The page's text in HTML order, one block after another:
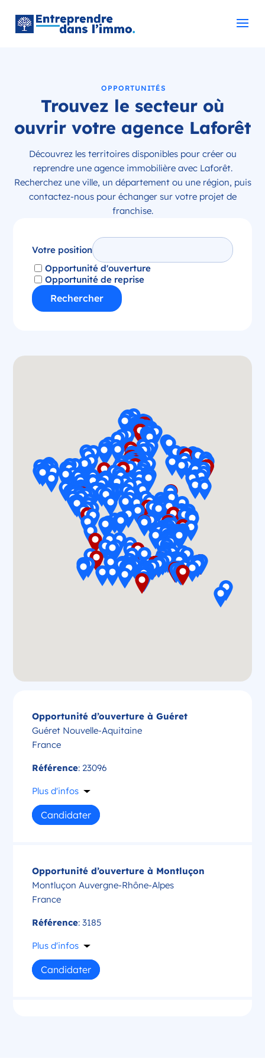
OPPORTUNITÉS
Trouvez le secteur où
ouvrir votre agence Laforêt
Découvrez les territoires disponibles pour créer ou
reprendre une agence immobilière avec Laforêt.
Recherchez une ville, un département ou une région, puis
contactez-nous pour échanger sur votre projet de
franchise.
Votre position
Opportunité d'ouverture
Opportunité de reprise
Opportunité d’ouverture à Guéret
Guéret Nouvelle-Aquitaine
France
Référence: 23096
Plus d'infos
Candidater
Opportunité d’ouverture à Montluçon
Montluçon Auvergne-Rhône-Alpes
France
Référence: 3185
Plus d'infos
Candidater